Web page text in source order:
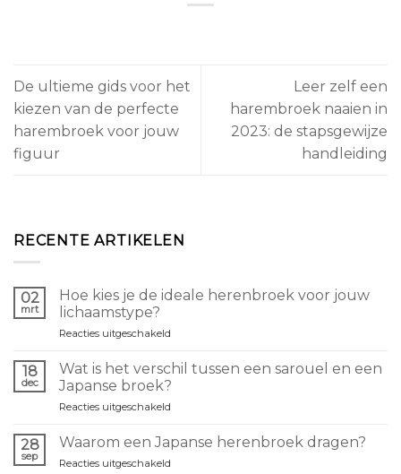
De ultieme gids voor het
kiezen van de perfecte
harembroek voor jouw
figuur
Leer zelf een
harembroek naaien in
2023: de stapsgewijze
handleiding
RECENTE ARTIKELEN
02
mrt
Hoe kies je de ideale herenbroek voor jouw
lichaamstype?
Reacties uitgeschakeld
choisir
le
selon
18
dec
Wat is het verschil tussen een sarouel en een
Japanse broek?
Reacties uitgeschakeld
différence
entre
28
sep
Waarom een Japanse herenbroek dragen?
Reacties uitgeschakeld